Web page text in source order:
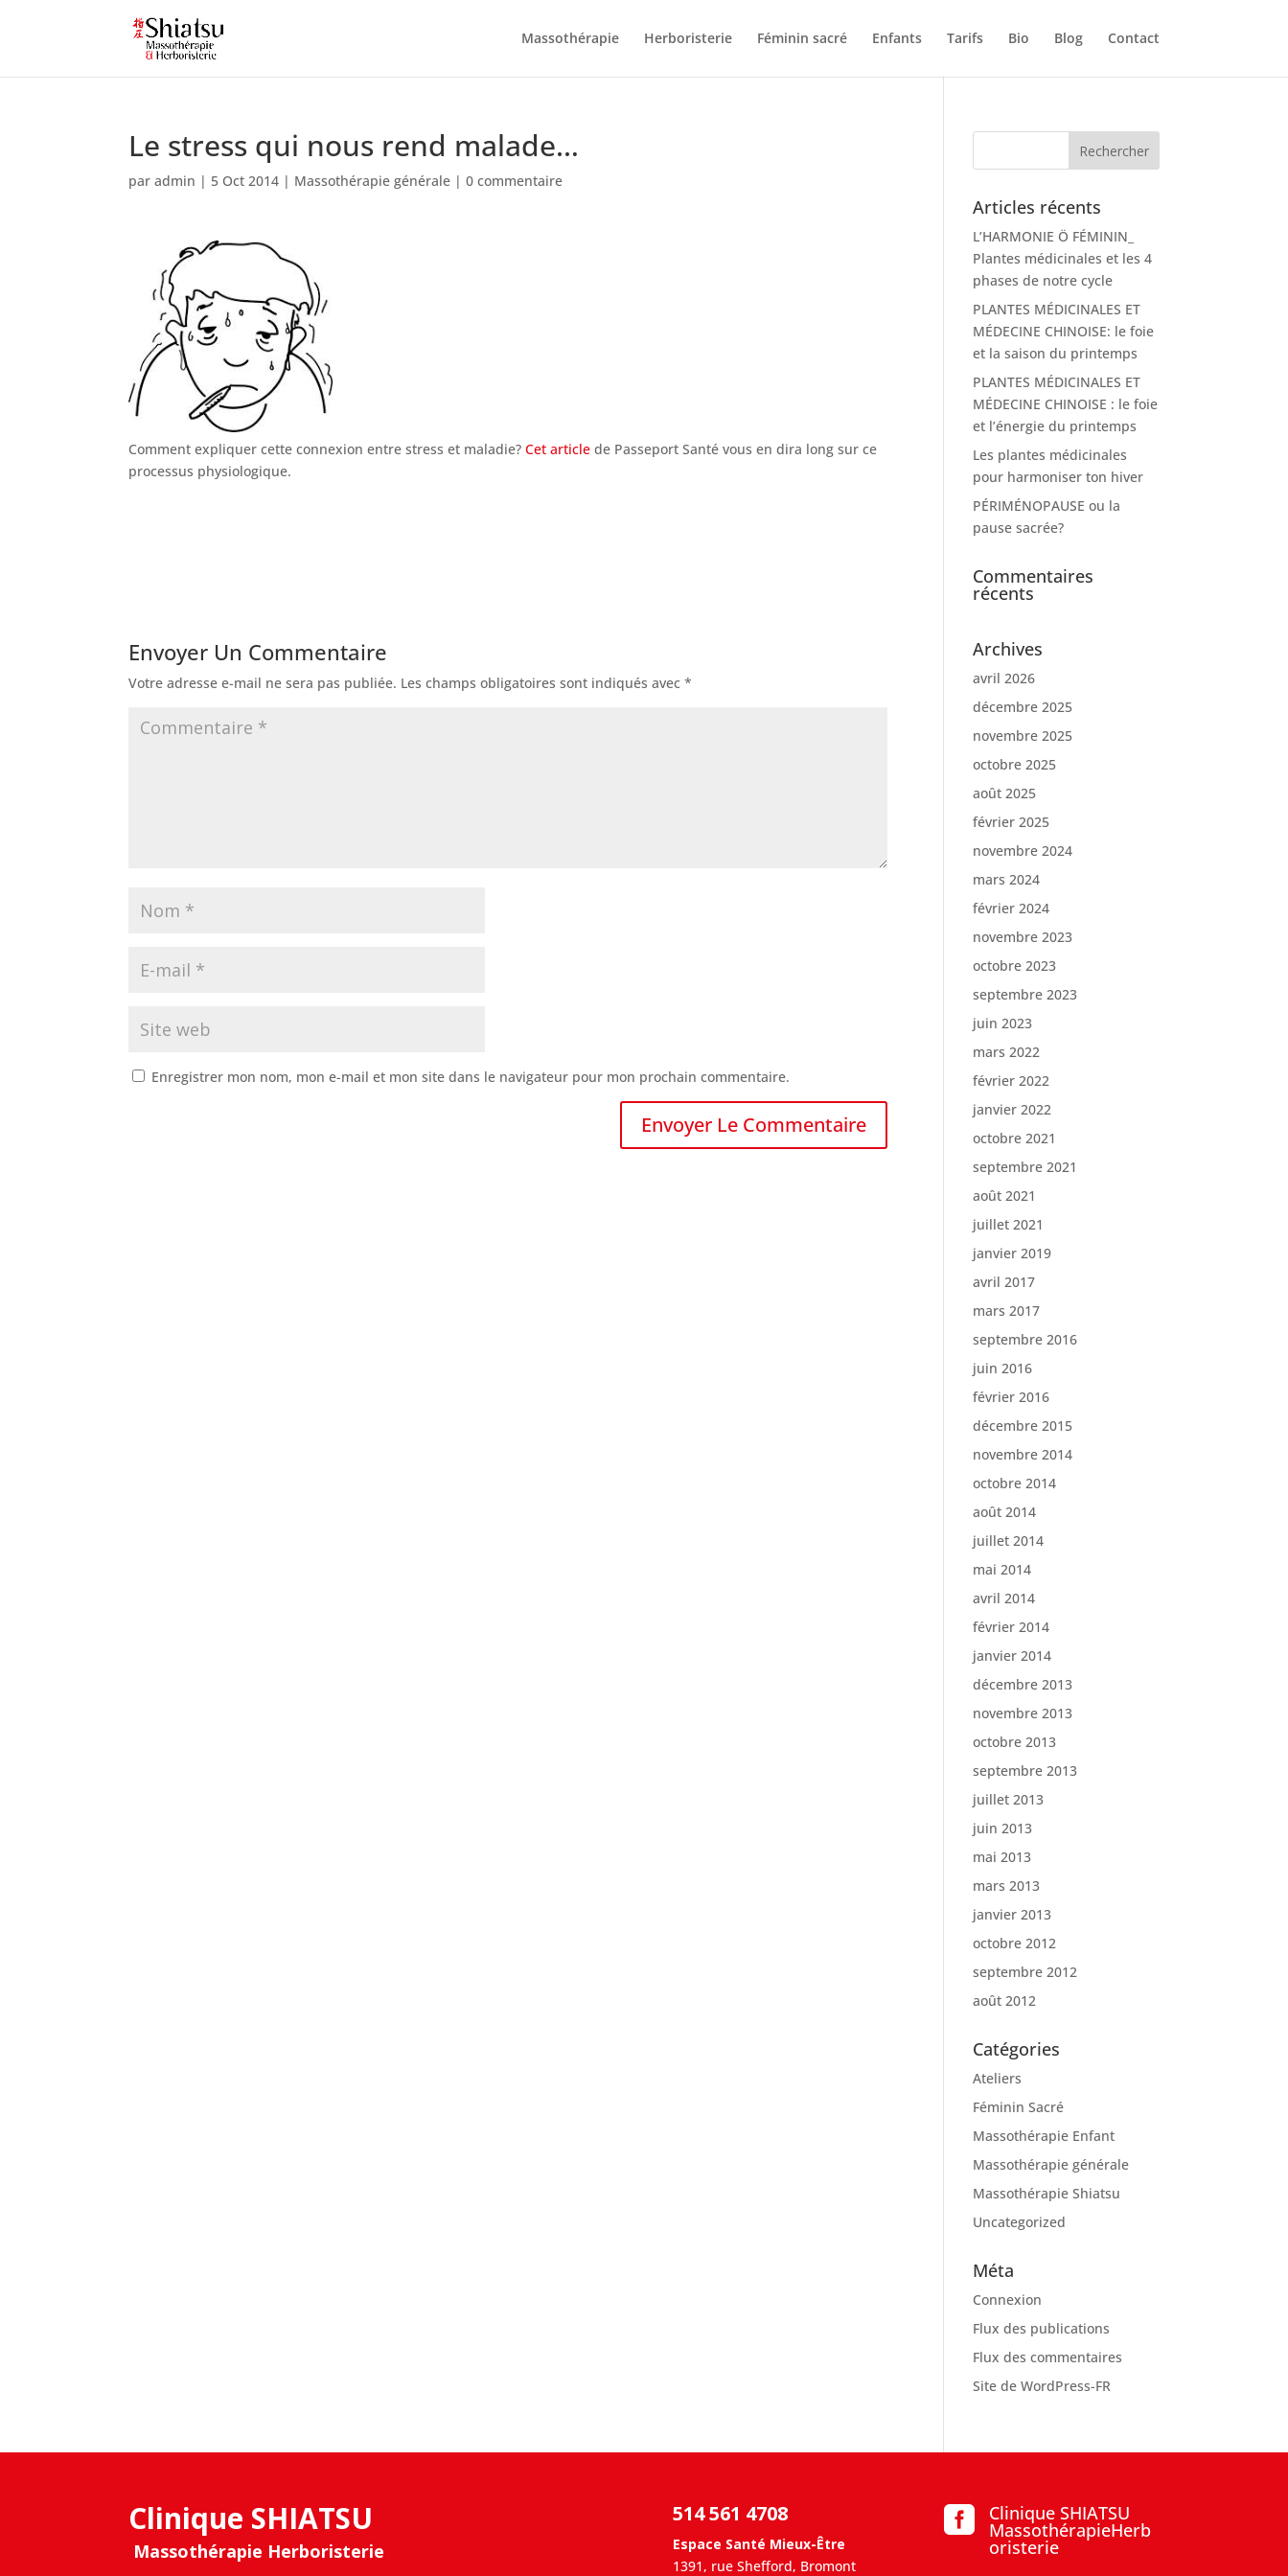
Massothérapie Herboristerie Féminin sacré Enfants Tarifs Bio Blog Contact
Le stress qui nous rend malade…
paradmin | 5 Oct 2014 | Massothérapie générale |0 commentaire
Comment expliquer cette connexion entre stress et maladie?Cet article de Passeport Santé vous en dira long sur ce
processus physiologique.
Envoyer Un Commentaire
Votre adresse e-mail ne sera pas publiée. Les champs obligatoires sont indiqués avec*
Enregistrer mon nom, mon e-mail et mon site dans le navigateur pour mon prochain commentaire.
Articles récents
L’HARMONIE Ö FÉMININ_
Plantes médicinales et les 4
phases de notre cycle
PLANTES MÉDICINALES ET
MÉDECINE CHINOISE: le foie
et la saison du printemps
PLANTES MÉDICINALES ET
MÉDECINE CHINOISE : le foie
et l’énergie du printemps
Les plantes médicinales
pour harmoniser ton hiver
PÉRIMÉNOPAUSE ou la
pause sacrée?
Commentaires
récents
Archives
avril 2026
décembre 2025
novembre 2025
octobre 2025
août 2025
février 2025
novembre 2024
mars 2024
février 2024
novembre 2023
octobre 2023
septembre 2023
juin 2023
mars 2022
février 2022
janvier 2022
octobre 2021
septembre 2021
août 2021
juillet 2021
janvier 2019
avril 2017
mars 2017
septembre 2016
juin 2016
février 2016
décembre 2015
novembre 2014
octobre 2014
août 2014
juillet 2014
mai 2014
avril 2014
février 2014
janvier 2014
décembre 2013
novembre 2013
octobre 2013
septembre 2013
juillet 2013
juin 2013
mai 2013
mars 2013
janvier 2013
octobre 2012
septembre 2012
août 2012
Catégories
Ateliers
Féminin Sacré
Massothérapie Enfant
Massothérapie générale
Massothérapie Shiatsu
Uncategorized
Méta
Connexion
Flux des publications
Flux des commentaires
Site de WordPress-FR
Clinique SHIATSU
Massothérapie Herboristerie
514 561 4708
Espace Santé Mieux-Être
1391, rue Shefford, Bromont
 Clinique SHIATSU
MassothérapieHerb
oristerie